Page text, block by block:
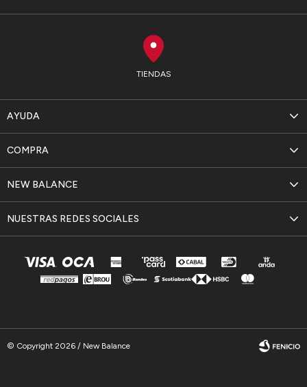
TIENDAS
AYUDA
NEW BALANCE
COMPRA
NUESTRAS REDES SOCIALES
© Copyright 2026 / New Balance